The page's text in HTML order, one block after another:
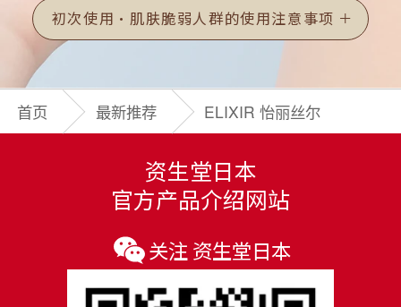
初次使用·肌肤脆弱人群的使用注意事项
首页 最新推荐 ELIXIR 怡丽丝尔
资生堂日本
官方产品介绍网站
关注 资生堂日本